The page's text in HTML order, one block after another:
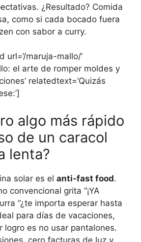
¿Resultado? Comida
como si cada bocado fuera
con sabor a curry.
url=’/maruja-mallo/’
el arte de romper moldes y
relatedtext=’Quizás
algo más rápido
de un caracol
lenta?
solar es el anti-fast food.
convencional grita “¡YA
“¿te importa esperar hasta
para días de vacaciones,
logro es no usar pantalones.
cero facturas de luz y